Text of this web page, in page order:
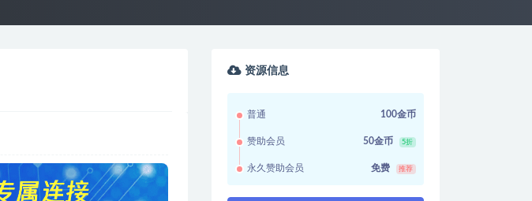
资源信息
普通 100金币
赞助会员 50金币 5折
永久赞助会员 免费 推荐